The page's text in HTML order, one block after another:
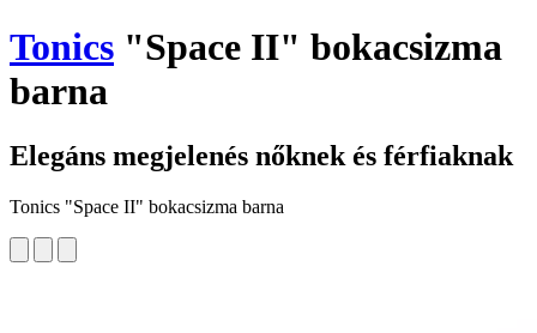
Tonics "Space II" bokacsizma
barna
Elegáns megjelenés nőknek és férfiaknak
Tonics "Space II" bokacsizma barna